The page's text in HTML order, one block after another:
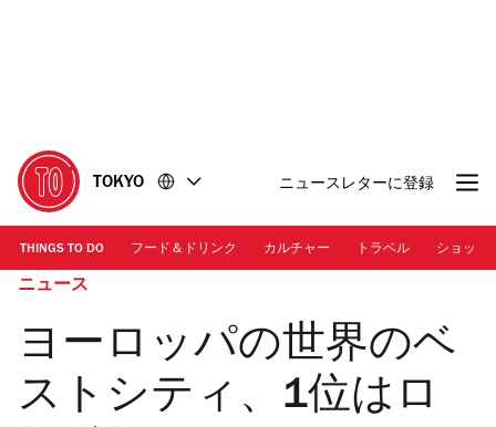
に
移
動
移
動
TOKYO ニュースレターに登録
THINGS TO DO フード＆ドリンク カルチャー トラベル ショッピ
ニュース
ヨーロッパの世界のベ
ストシティ、1位はロ